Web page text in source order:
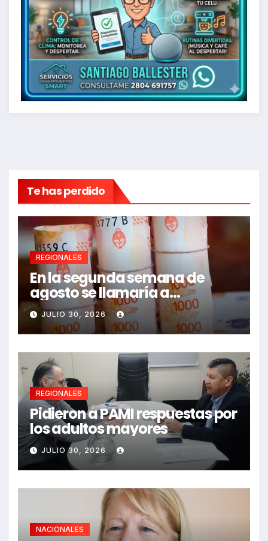
Te has perdido
REGIONALES
En la segunda semana de
agosto se llamaría a
paritarias
JULIO 30, 2026
REGIONALES
Pidieron a PAMI respuestas por
los adultos mayores
JULIO 30, 2026
NACIONALES